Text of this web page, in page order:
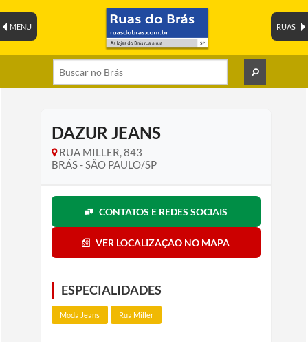
RUAS
MENU
DAZUR JEANS
RUA MILLER, 843
BRÁS - SÃO PAULO/SP
CONTATOS E REDES SOCIAIS
VER LOCALIZAÇÃO NO MAPA
ESPECIALIDADES
Moda Jeans Rua Miller